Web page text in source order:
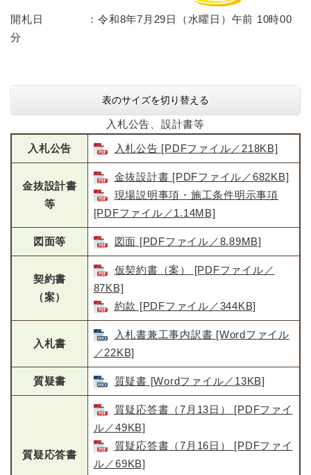
開札日 ：令和8年7月29日（水曜日）午前 10時00
分
表のサイズを切り替える
入札公告、設計書等
入札公告 入札公告 [PDFファイル／218KB]
金抜設計書
等
金抜設計書 [PDFファイル／682KB]
現場説明事項・施工条件明示事項
[PDFファイル／1.14MB]
図面等 図面 [PDFファイル／8.89MB]
契約書
（案）
仮契約書（案） [PDFファイル／
87KB]
約款 [PDFファイル／344KB]
入札書
入札書兼工事内訳書 [Wordファイル
／22KB]
質疑書 質疑書 [Wordファイル／13KB]
質疑応答書
質疑応答書（7月13日） [PDFファイ
ル／49KB]
質疑応答書（7月16日） [PDFファイ
ル／69KB]